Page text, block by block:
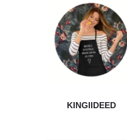
KINGIIDEED